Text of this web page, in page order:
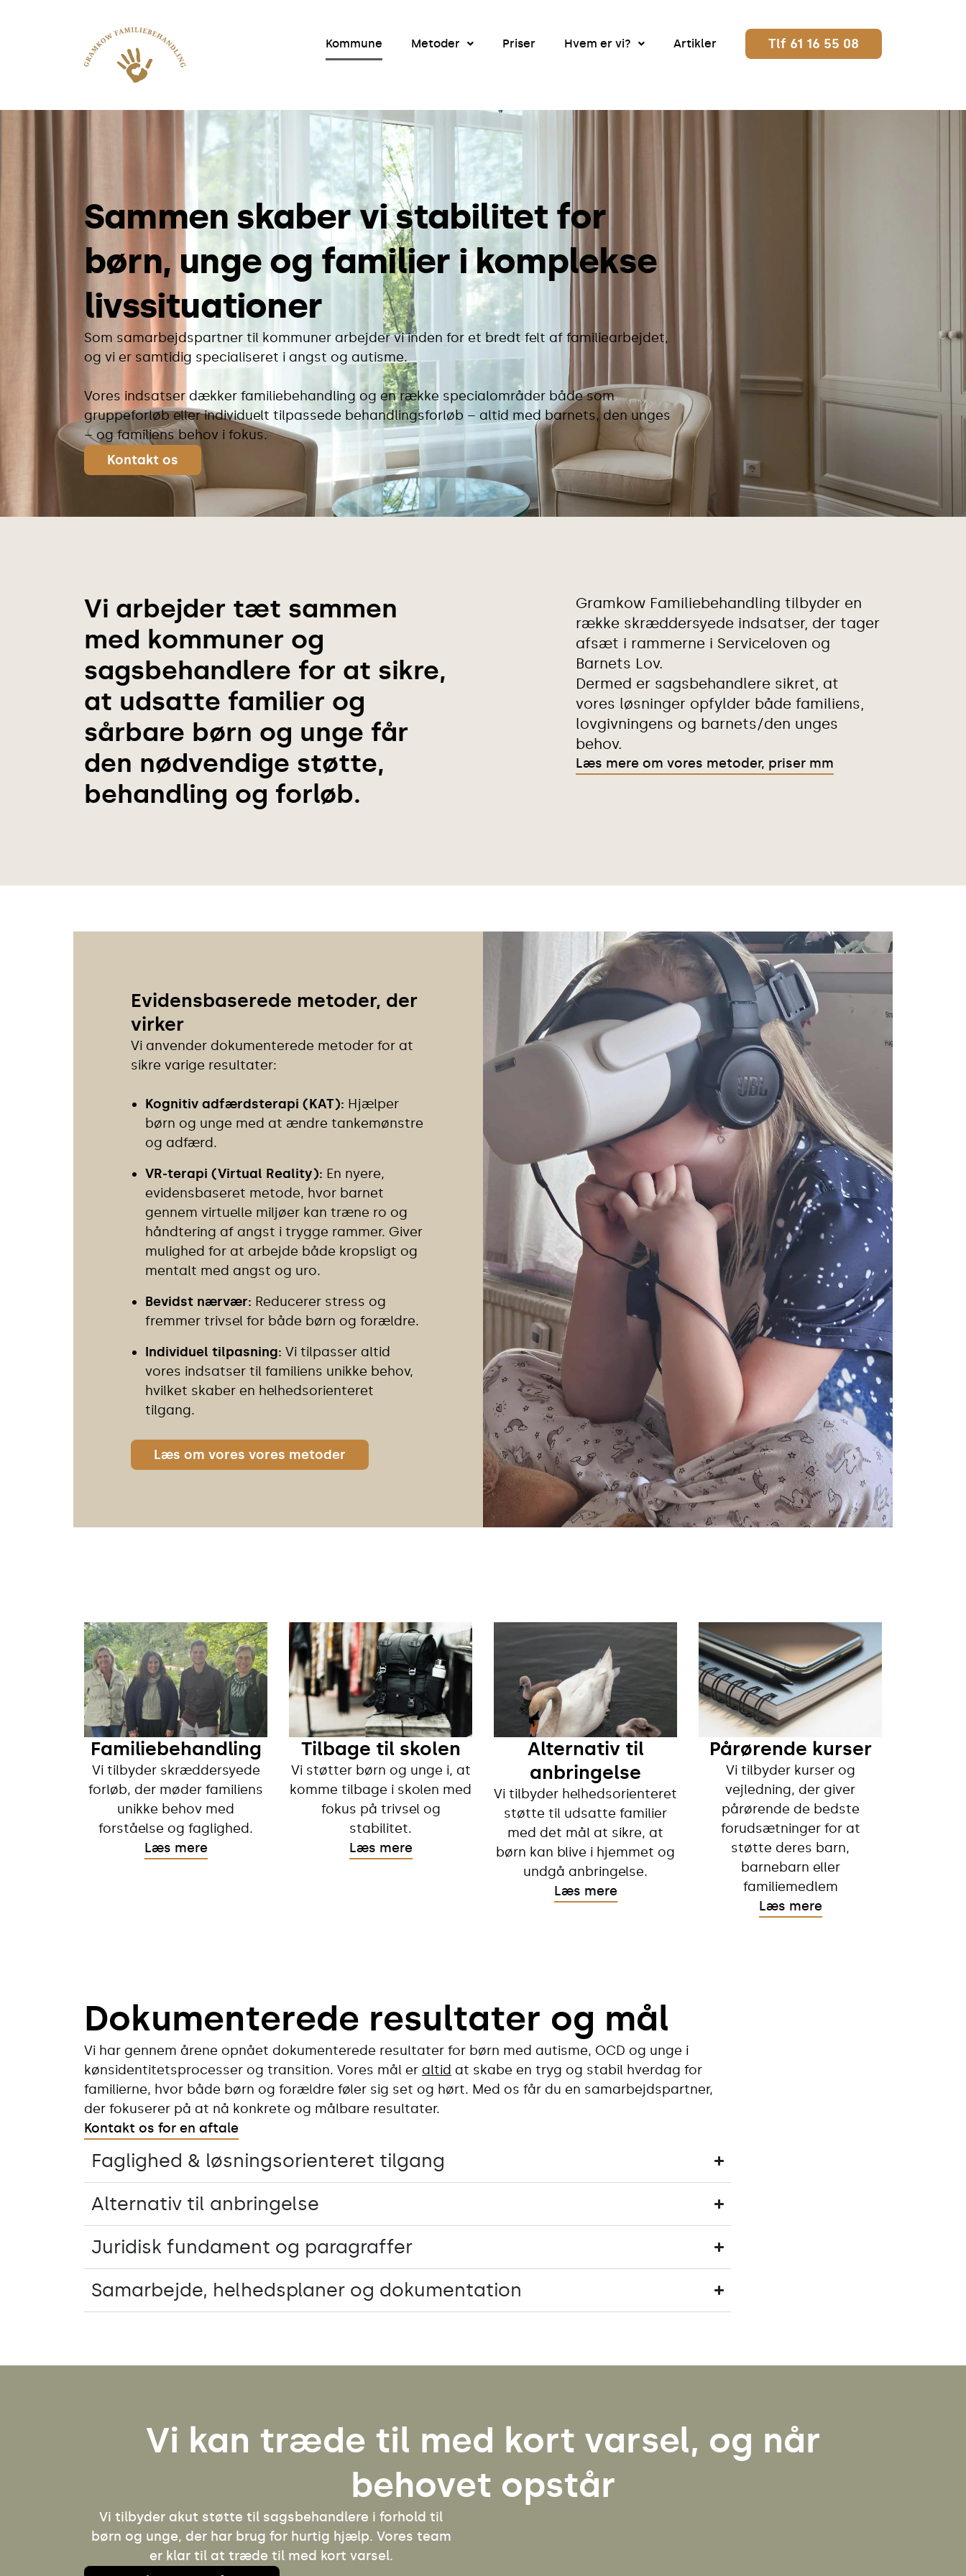
Kommune Metoder Priser Hvem er vi? Artikler Tlf 61 16 55 08
Sammen skaber vi stabilitet for
børn, unge og familier i komplekse
livssituationer
Som samarbejdspartner til kommuner arbejder vi inden for et bredt felt af familiearbejdet,
og vi er samtidig specialiseret i angst og autisme.
Vores indsatser dækker familiebehandling og en række specialområder både som
gruppeforløb eller individuelt tilpassede behandlingsforløb – altid med barnets, den unges
– og familiens behov i fokus.
Kontakt os
Vi arbejder tæt sammen
med kommuner og
sagsbehandlere for at sikre,
at udsatte familier og
sårbare børn og unge får
den nødvendige støtte,
behandling og forløb.
Gramkow Familiebehandling tilbyder en
række skræddersyede indsatser, der tager
afsæt i rammerne i Serviceloven og
Barnets Lov.
Dermed er sagsbehandlere sikret, at
vores løsninger opfylder både familiens,
lovgivningens og barnets/den unges
behov.
Læs mere om vores metoder, priser mm
Evidensbaserede metoder, der
virker
Vi anvender dokumenterede metoder for at
sikre varige resultater:
Kognitiv adfærdsterapi (KAT): Hjælper
børn og unge med at ændre tankemønstre
og adfærd.
VR-terapi (Virtual Reality): En nyere,
evidensbaseret metode, hvor barnet
gennem virtuelle miljøer kan træne ro og
håndtering af angst i trygge rammer. Giver
mulighed for at arbejde både kropsligt og
mentalt med angst og uro.
Bevidst nærvær: Reducerer stress og
fremmer trivsel for både børn og forældre.
Individuel tilpasning: Vi tilpasser altid
vores indsatser til familiens unikke behov,
hvilket skaber en helhedsorienteret
tilgang.
Læs om vores vores metoder
Familiebehandling
Vi tilbyder skræddersyede
forløb, der møder familiens
unikke behov med
forståelse og faglighed.
Læs mere
Tilbage til skolen
Vi støtter børn og unge i, at
komme tilbage i skolen med
fokus på trivsel og
stabilitet.
Læs mere
Alternativ til
anbringelse
Vi tilbyder helhedsorienteret
støtte til udsatte familier
med det mål at sikre, at
børn kan blive i hjemmet og
undgå anbringelse.
Læs mere
Pårørende kurser
Vi tilbyder kurser og
vejledning, der giver
pårørende de bedste
forudsætninger for at
støtte deres barn,
barnebarn eller
familiemedlem
Læs mere
Dokumenterede resultater og mål
Vi har gennem årene opnået dokumenterede resultater for børn med autisme, OCD og unge i
kønsidentitetsprocesser og transition. Vores mål er altid at skabe en tryg og stabil hverdag for
familierne, hvor både børn og forældre føler sig set og hørt. Med os får du en samarbejdspartner,
der fokuserer på at nå konkrete og målbare resultater.
Kontakt os for en aftale
Faglighed & løsningsorienteret tilgang
Alternativ til anbringelse
Juridisk fundament og paragraffer
Samarbejde, helhedsplaner og dokumentation
Vi kan træde til med kort varsel, og når
behovet opstår
Vi tilbyder akut støtte til sagsbehandlere i forhold til
børn og unge, der har brug for hurtig hjælp. Vores team
er klar til at træde til med kort varsel.